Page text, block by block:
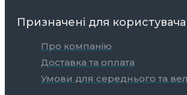
Призначені для
Про компанію
Доставка та оплата
Умови для середнього та